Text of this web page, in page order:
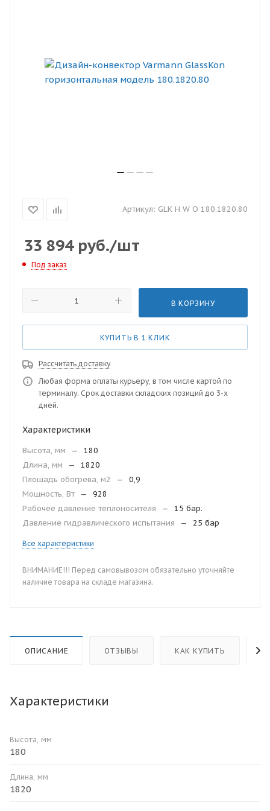
Артикул: GLK H W O 180.1820.80
33 894руб./шт
Под заказ
В КОРЗИНУ
КУПИТЬ В 1 КЛИК
Рассчитать доставку
Любая форма оплаты курьеру, в том числе картой по
терминалу. Срок доставки складских позиций до 3-х
дней.
Характеристики
Высота, мм —
180
Длина, мм
—
1820
Площадь обогрева, м2
—
0,9
Мощность, Вт
—
928
Рабочее давление теплоносителя
—
15 бар.
Давление гидравлического испытания
— 25 бар
Все характеристики
ВНИМАНИЕ!!! Перед самовывозом обязательно уточняйте
наличие товара на складе магазина.
ОПИСАНИЕ ОТЗЫВЫ КАК КУПИТЬ
Характеристики
Высота, мм
180
Длина, мм
1820